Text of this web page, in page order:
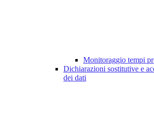
Monitoraggio tempi
Dichiarazioni sostitutive e
dei dati